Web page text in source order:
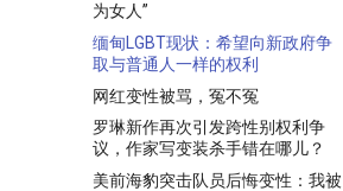
为女人”
缅甸LGBT现状：希望向新政府争
取与普通人一样的权利
网红变性被骂，冤不冤
罗琳新作再次引发跨性别权利争
议，作家写变装杀手错在哪儿？
美前海豹突击队员后悔变性：我被